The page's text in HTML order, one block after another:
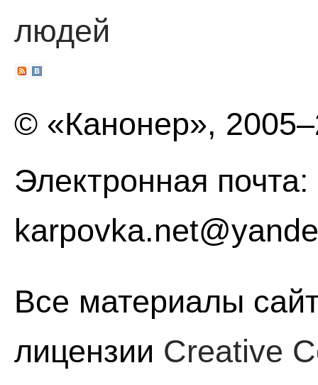
людей
© «Канонер»,
Электронная почта:
Все материалы
лицензии Creative